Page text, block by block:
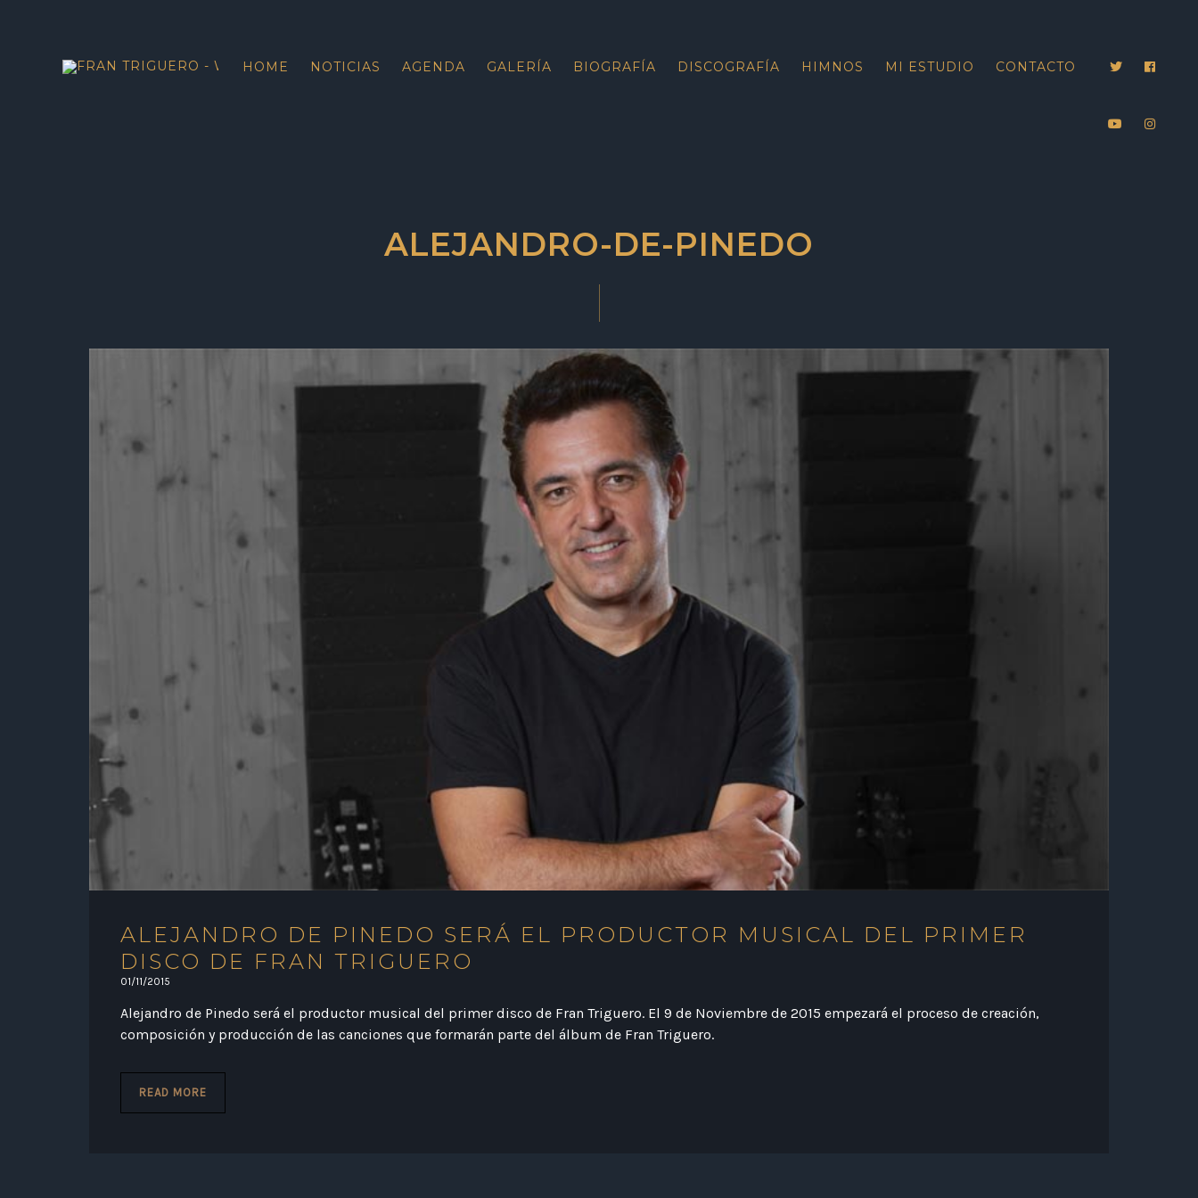
HOME NOTICIAS AGENDA GALERÍA BIOGRAFÍA DISCOGRAFÍA HIMNOS MI ESTUDIO CONTACTO
ALEJANDRO-DE-PINEDO
ALEJANDRO DE PINEDO SERÁ EL PRODUCTOR MUSICAL DEL PRIMER
DISCO DE FRAN TRIGUERO
01/11/2015
Alejandro de Pinedo será el productor musical del primer disco de Fran Triguero. El 9 de Noviembre de 2015 empezará el proceso de creación,
composición y producción de las canciones que formarán parte del álbum de Fran Triguero.
READ MORE